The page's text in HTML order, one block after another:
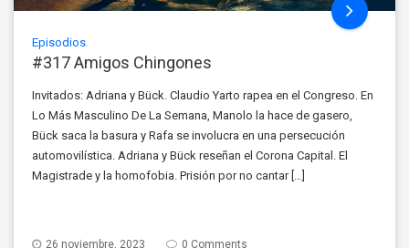
Episodios
#317 Amigos Chingones
Invitados: Adriana y Bück. Claudio Yarto rapea en el Congreso. En
Lo Más Masculino De La Semana, Manolo la hace de gasero,
Bück saca la basura y Rafa se involucra en una persecución
automovilística. Adriana y Bück reseñan el Corona Capital. El
Magistrade y la homofobia. Prisión por no cantar […]
26 noviembre, 2023 0 Comments